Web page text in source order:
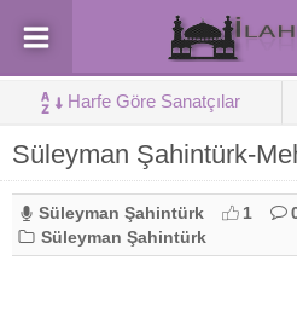
Harfe Göre Sanatçılar
Süleyman Şahintürk-
Süleyman Şahintürk 1
Süleyman Şahintürk